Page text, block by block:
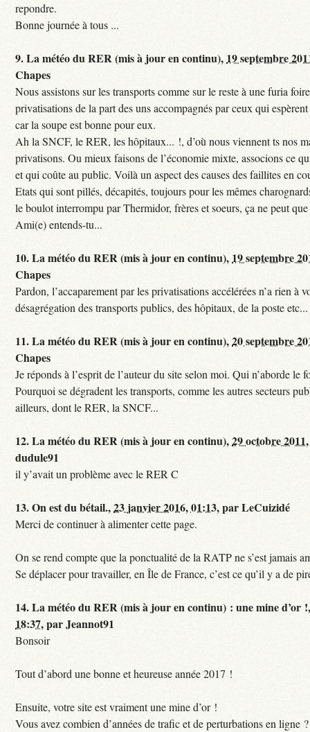
repondre.
Bonne journée à tous ...
9.La météo du RER (mis à jour en continu), 19 septembre
Chapes
Nous assistons sur les transports comme sur le reste à une furia
privatisations de la part des uns accompagnés par ceux qui
car la soupe est bonne pour eux.
Ah la SNCF, le RER, les hôpitaux... !, d’où nous viennent ts nos
privatisons. Ou mieux faisons de l’économie mixte, associons ce
et qui coûte au public. Voilà un aspect des causes des faillites en
Etats qui sont pillés, décapités, toujours pour les mêmes
le boulot interrompu par Thermidor, frères et soeurs, ça ne peut
Ami(e) entends-tu...
10.La météo du RER (mis à jour en continu), 19 septembre
Chapes
Pardon, l’accaparement par les privatisations accélérées n’a rien à
désagrégation des transports publics, des hôpitaux, de la poste etc...
11.La météo du RER (mis à jour en continu),20 septembre
Chapes
Je réponds à l’esprit de l’auteur du site selon moi. Qui n’aborde le
Pourquoi se dégradent les transports, comme les autres secteurs
ailleurs, dont le RER, la SNCF...
12.La météo du RER (mis à jour en continu),29 octobre
dudule91
il y’avait un problème avec le RER C
13.On est du bétail.,23 janvier 2016, 01:13,parLeCuizidé
Merci de continuer à alimenter cette page.
On se rend compte que la ponctualité de la RATP ne s’est jamais
Se déplacer pour travailler, en Île de France, c’est ce qu’il y a de
14.La météo du RER (mis à jour en continu) : une mine d’or
18:37,parJeannot91
Bonsoir
Tout d’abord une bonne et heureuse année 2017 !
Ensuite, votre site est vraiment une mine d’or !
Vous avez combien d’années de trafic et de perturbations en ligne ?